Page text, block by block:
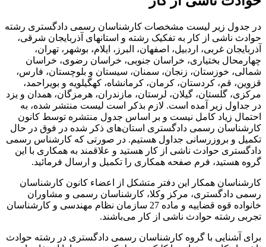
جدول زیر لیست مشخصات کارشناسان رسمی دادگستری رشته
ناشی از کار به تفکیک رشته و استانهای آذربایجان شرقی،
غربی، اردبیل، اصفهان، البرز، ایلام، بوشهر، تهران،
بختیاری، خراسان جنوبی، خراسان رضوی، خراسان
خوزستان، زنجان، سمنان، سیستان و بلوچستان، فارس،
قم، کردستان، کرمان، کرمانشاه، کهگیلویه و بویراحمد،
گلستان، گیلان، لرستان، مازندران، هرمزگان، همدان و یزد
جداول زیر آمده است. لازم بذکر است لیست منتشر شده، به
زیاد کامل نیست و بر اساس جدول منتشره توسط کانون
رسمی دادگستری استان‌های ذکر شده در فوق در حال
و بروزرسانی جداول هستیم. در صورتی که کارشناس رسمی
حوادث ناشی از کار هستید و علاقمند به همکاری با این
هستید، فرم صفحه همکاری را تکمیل و ارسال فرمائید.
همکار این دفتر متشکل از اعضاء کانون کارشناسان
دادگستری، مرکز وکلا، کارشناسان رسمی و مشاوران
خانواده قوه قضاییه و ماده 27 سازمان نظام مهندسی و کارشناسان
رشته حوادث ناشی از کار می‌باشند.
آشنایی با گروه کارشناسان رسمی دادگستری در رشته حوادث